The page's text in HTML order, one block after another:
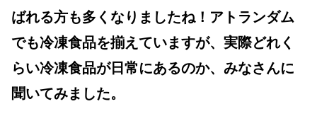
ばれる方も多くなりましたね！アトランダム
でも冷凍食品を揃えていますが、実際どれく
らい冷凍食品が日常にあるのか、みなさんに
聞いてみました。